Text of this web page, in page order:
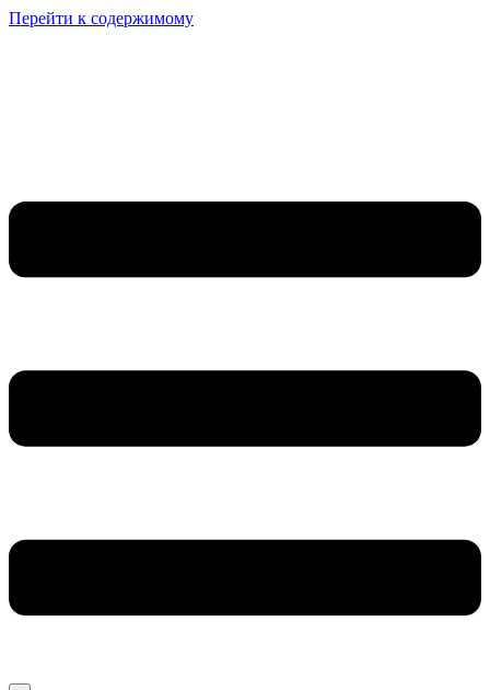
Перейти к содержимому